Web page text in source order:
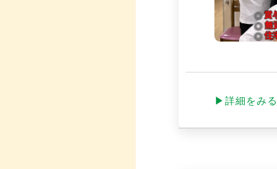
▶詳細をみる